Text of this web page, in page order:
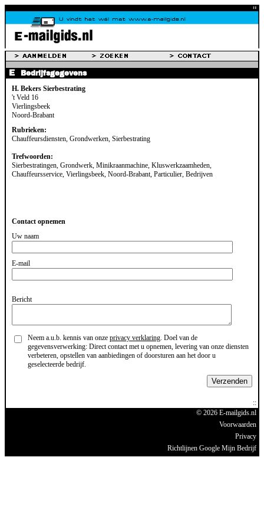
Bedrijfsgegevens
H. Bekers Sierbestrating
't Veld 16
Vierlingsbeek
Noord-Brabant
Rubrieken:
Chauffeursdiensten, Grondwerken, Sierbestrating
Trefwoorden:
Sierbestratingen, Grondwerk, Minikraanmachine, Kluswerkzaamheden,
Chauffeursservice, Vierlingsbeek, Noord-Brabant, Particulier, Bedrijven
Contact opnemen
Uw naam
E-mail
Bericht
Neem a.u.b. kennis van onze privacy verklaring . Doel van de
gegevensverwerking: Direct contact met u opnemen, levering van onze diensten
verbeteren, opstellen van aanbiedingen of doorsturen aan het door u
geselecteerde bedrijf.
Verzenden
© 2026 E-mailgids.nl
Voorwaarden
Privacy
Richtlijnen Google Mijn Bedrijf